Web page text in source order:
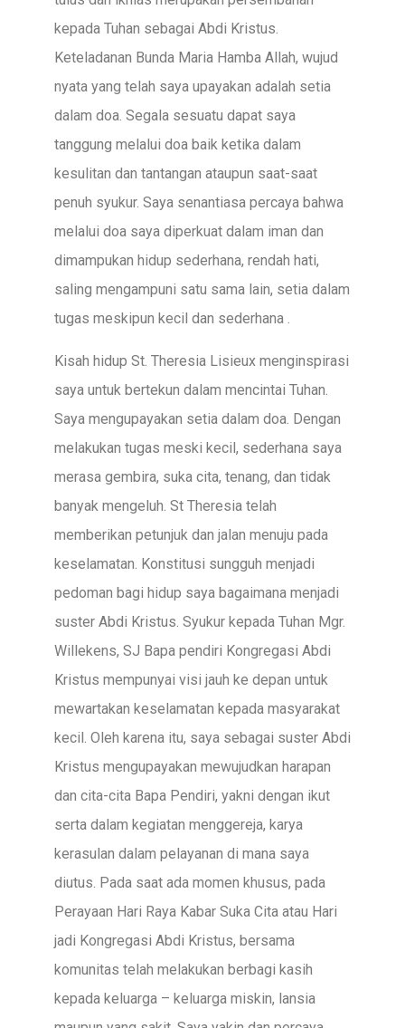
kepada Tuhan sebagai Abdi Kristus.
Keteladanan Bunda Maria Hamba Allah, wujud
nyata yang telah saya upayakan adalah setia
dalam doa. Segala sesuatu dapat saya
tanggung melalui doa baik ketika dalam
kesulitan dan tantangan ataupun saat-saat
penuh syukur. Saya senantiasa percaya bahwa
melalui doa saya diperkuat dalam iman dan
dimampukan hidup sederhana, rendah hati,
saling mengampuni satu sama lain, setia dalam
tugas meskipun kecil dan sederhana .
Kisah hidup St. Theresia Lisieux menginspirasi
saya untuk bertekun dalam mencintai Tuhan.
Saya mengupayakan setia dalam doa. Dengan
melakukan tugas meski kecil, sederhana saya
merasa gembira, suka cita, tenang, dan tidak
banyak mengeluh. St Theresia telah
memberikan petunjuk dan jalan menuju pada
keselamatan. Konstitusi sungguh menjadi
pedoman bagi hidup saya bagaimana menjadi
suster Abdi Kristus. Syukur kepada Tuhan Mgr.
Willekens, SJ Bapa pendiri Kongregasi Abdi
Kristus mempunyai visi jauh ke depan untuk
mewartakan keselamatan kepada masyarakat
kecil. Oleh karena itu, saya sebagai suster Abdi
Kristus mengupayakan mewujudkan harapan
dan cita-cita Bapa Pendiri, yakni dengan ikut
serta dalam kegiatan menggereja, karya
kerasulan dalam pelayanan di mana saya
diutus. Pada saat ada momen khusus, pada
Perayaan Hari Raya Kabar Suka Cita atau Hari
jadi Kongregasi Abdi Kristus, bersama
komunitas telah melakukan berbagi kasih
kepada keluarga – keluarga miskin, lansia